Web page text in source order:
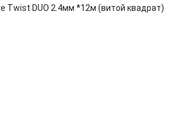
Twist DUO 2.4мм *12м (витой квадрат)